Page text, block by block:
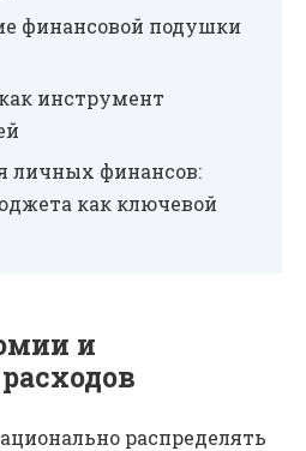
финансовой подушки
инструмент
личных финансов:
как ключевой
и
распределять